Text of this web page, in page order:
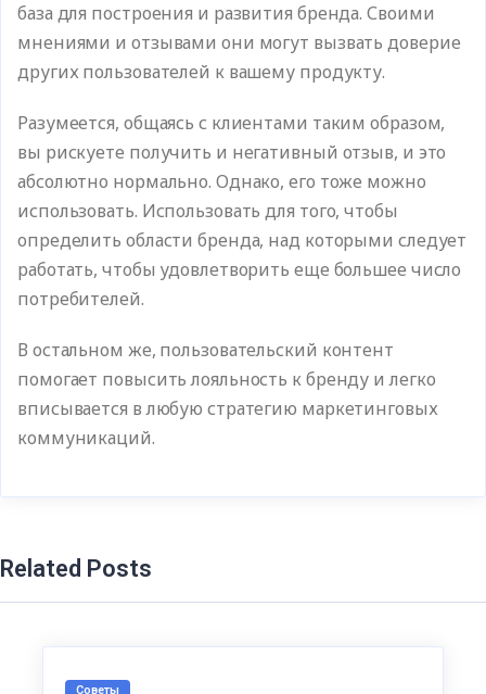
база для построения и развития бренда. Своими
мнениями и отзывами они могут вызвать доверие
других пользователей к вашему продукту.
Разумеется, общаясь с клиентами таким образом,
вы рискуете получить и негативный отзыв, и это
абсолютно нормально. Однако, его тоже можно
использовать. Использовать для того, чтобы
определить области бренда, над которыми следует
работать, чтобы удовлетворить еще большее число
потребителей.
В остальном же, пользовательский контент
помогает повысить лояльность к бренду и легко
вписывается в любую стратегию маркетинговых
коммуникаций.
Related Posts
Советы